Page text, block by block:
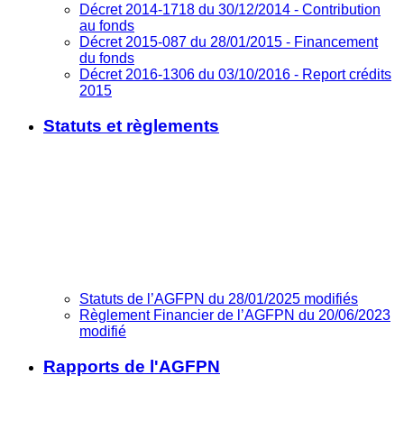
Décret 2014-1718 du 30/12/2014 - Contribution
au fonds
Décret 2015-087 du 28/01/2015 - Financement
du fonds
Décret 2016-1306 du 03/10/2016 - Report crédits
2015
Statuts et règlements
Statuts de l’AGFPN du 28/01/2025 modifiés
Règlement Financier de l’AGFPN du 20/06/2023
modifié
Rapports de l'AGFPN